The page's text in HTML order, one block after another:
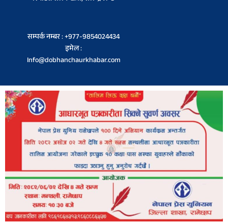
सम्पर्क नम्बर : +977-9854024434
इमेल :
Info@dobhanchaurkhabar.com